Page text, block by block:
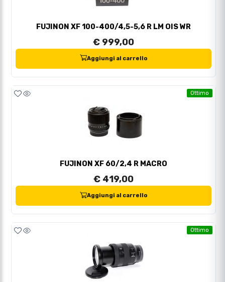
FUJINON XF 100-400/4,5-5,6 R LM OIS WR
€ 999,00
Aggiungi al carrello
Ottimo
FUJINON XF 60/2,4 R MACRO
€ 419,00
Aggiungi al carrello
Ottimo